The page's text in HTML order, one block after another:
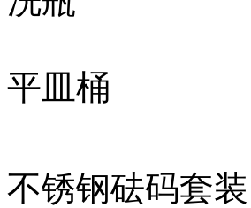
平皿桶
不锈钢砝码套装